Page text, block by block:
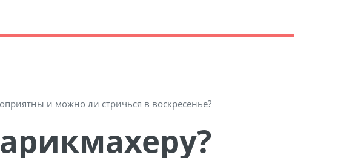
и можно ли стричься в воскресенье?